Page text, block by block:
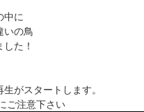
中に
いの鳥
た！
がスタートします。
ご注意下さい